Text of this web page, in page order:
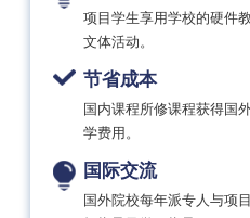
项目学生享用学校的硬件
文体活动。
节省成本
国内课程所修课程获得国
学费用。
国际交流
国外院校每年派专人与项